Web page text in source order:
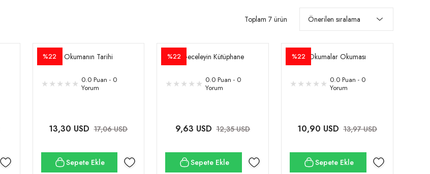
Toplam 7 ürün
%22 Okumanın Tarihi
0.0 Puan - 0
Yorum
13,30 USD 17,06 USD
Sepete Ekle
%22 Geceleyin Kütüphane
0.0 Puan - 0
Yorum
9,63 USD 12,35 USD
Sepete Ekle
%22 Okumalar Okuması
0.0 Puan - 0
Yorum
10,90 USD 13,97 USD
Sepete Ekle